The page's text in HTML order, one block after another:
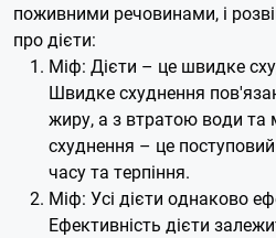
поживними речовинами, і
про дієти:
Міф: Дієти – це швидке
Швидке схуднення
жиру, а з втратою води та
схуднення – це
часу та терпіння.
Міф: Усі дієти однаково
Ефективність дієти